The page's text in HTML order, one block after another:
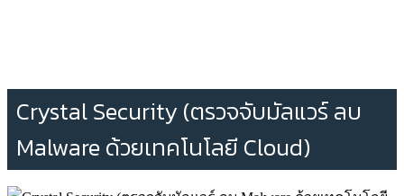
Crystal Security (ตรวจจับมัลแวร์ ลบ
Malware ด้วยเทคโนโลยี Cloud)